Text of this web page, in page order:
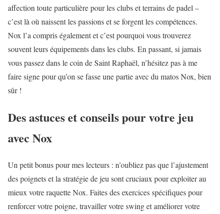
affection toute particulière pour les clubs et terrains de padel –
c’est là où naissent les passions et se forgent les compétences.
Nox l’a compris également et c’est pourquoi vous trouverez
souvent leurs équipements dans les clubs. En passant, si jamais
vous passez dans le coin de Saint Raphaël, n’hésitez pas à me
faire signe pour qu’on se fasse une partie avec du matos Nox, bien
sûr !
Des astuces et conseils pour votre jeu
avec Nox
Un petit bonus pour mes lecteurs : n’oubliez pas que l’ajustement
des poignets et la stratégie de jeu sont cruciaux pour exploiter au
mieux votre raquette Nox. Faites des exercices spécifiques pour
renforcer votre poigne, travailler votre swing et améliorer votre